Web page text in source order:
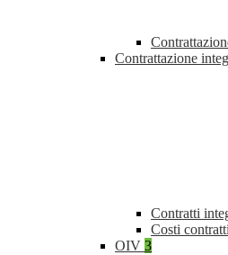
Contrattazione
Contratti
Costi
OIV 3